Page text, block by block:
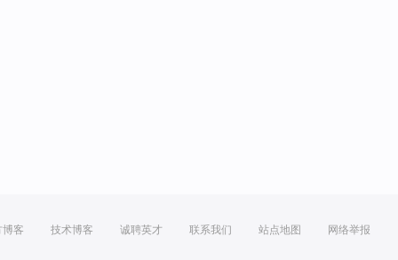
博客 技术博客 诚聘英才 联系我们 站点地图 网络举报